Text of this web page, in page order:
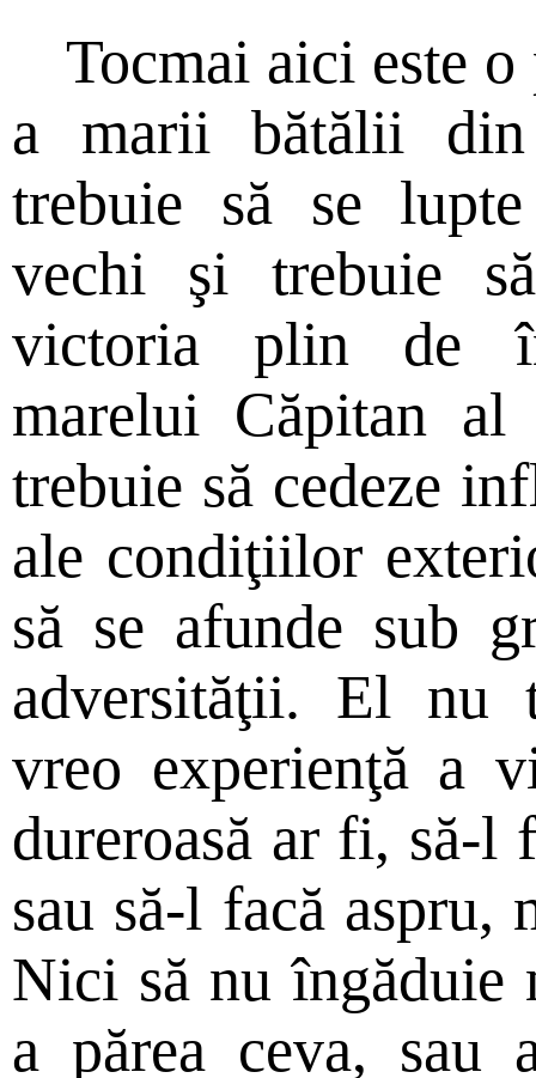
Tocmai aici este
a marii bătălii
trebuie să se
vechi şi trebuie
victoria plin de
marelui Căpitan
trebuie să cedeze
ale condiţiilor
să se afunde sub
adversităţii. El nu
vreo experienţă a
dureroasă ar fi, să-l
sau să-l facă aspru,
Nici să nu îngăduie
a părea ceva, sau